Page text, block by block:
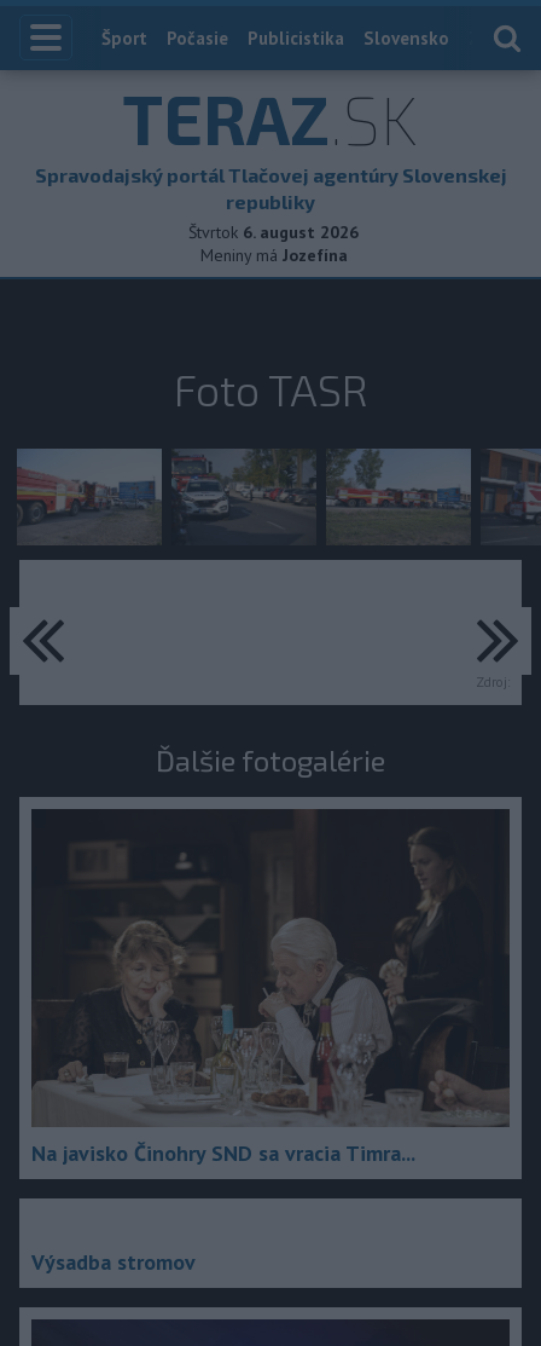
Index
Šport Počasie Publicistika Slovensko
TERAZ.SK
Spravodajský portál Tlačovej agentúry Slovenskej
republiky
Štvrtok 6. august 2026
Meniny má Jozefína
Foto TASR
Zdroj:
predchádzajúce
Ďalšie fotogalérie
Na javisko Činohry SND sa vracia Timra...
Výsadba stromov